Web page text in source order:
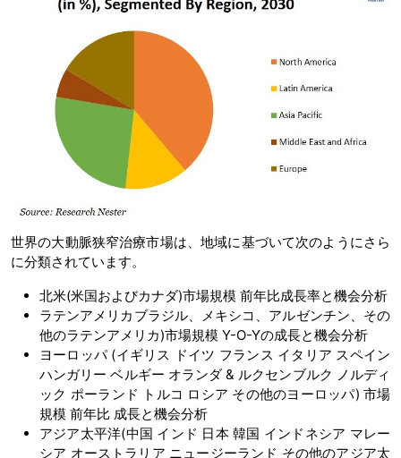
世界の大動脈狭窄治療市場は、地域に基づいて次のようにさら
に分類されています。
北米(米国およびカナダ)市場規模 前年比成長率と機会分析
ラテンアメリカブラジル、メキシコ、アルゼンチン、その
他のラテンアメリカ)市場規模 Y-O-Yの成長と機会分析
ヨーロッパ (イギリス ドイツ フランス イタリア スペイン
ハンガリー ベルギー オランダ & ルクセンブルク ノルディ
ック ポーランド トルコ ロシア その他のヨーロッパ) 市場
規模 前年比 成長と機会分析
アジア太平洋(中国 インド 日本 韓国 インドネシア マレー
シア オーストラリア ニュージーランド その他のアジア太